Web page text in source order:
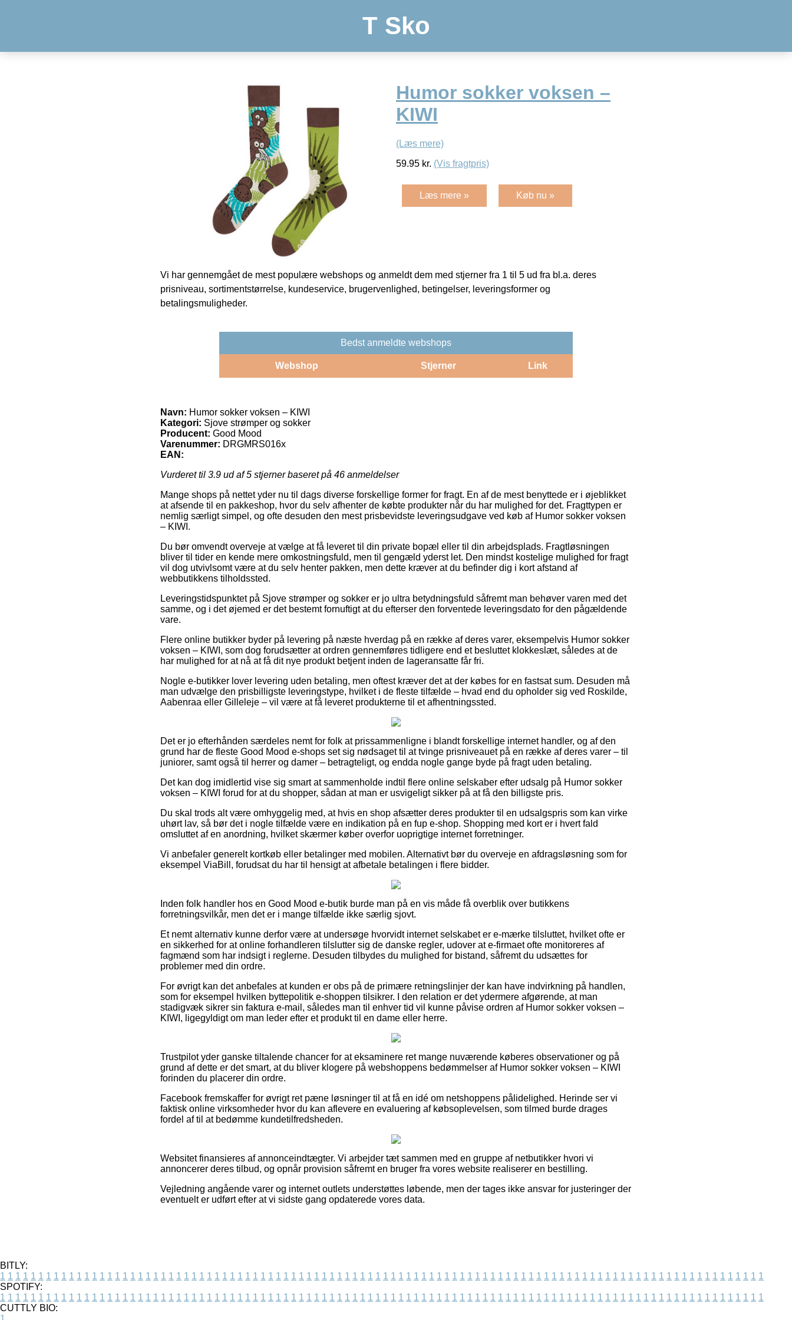
T Sko
Humor sokker voksen –
KIWI
(Læs mere)
59.95 kr. (Vis fragtpris)
Læs mere » Køb nu »
Vi har gennemgået de mest populære webshops og anmeldt dem med stjerner fra 1 til 5 ud fra bl.a. deres
prisniveau, sortimentstørrelse, kundeservice, brugervenlighed, betingelser, leveringsformer og
betalingsmuligheder.
Bedst anmeldte webshops
Webshop Stjerner Link
Navn: Humor sokker voksen – KIWI
Kategori: Sjove strømper og sokker
Producent: Good Mood
Varenummer: DRGMRS016x
EAN:
Vurderet til 3.9 ud af 5 stjerner baseret på 46 anmeldelser
Mange shops på nettet yder nu til dags diverse forskellige former for fragt. En af de mest benyttede er i øjeblikket
at afsende til en pakkeshop, hvor du selv afhenter de købte produkter når du har mulighed for det. Fragttypen er
nemlig særligt simpel, og ofte desuden den mest prisbevidste leveringsudgave ved køb af Humor sokker voksen
– KIWI.
Du bør omvendt overveje at vælge at få leveret til din private bopæl eller til din arbejdsplads. Fragtløsningen
bliver til tider en kende mere omkostningsfuld, men til gengæld yderst let. Den mindst kostelige mulighed for fragt
vil dog utvivlsomt være at du selv henter pakken, men dette kræver at du befinder dig i kort afstand af
webbutikkens tilholdssted.
Leveringstidspunktet på Sjove strømper og sokker er jo ultra betydningsfuld såfremt man behøver varen med det
samme, og i det øjemed er det bestemt fornuftigt at du efterser den forventede leveringsdato for den pågældende
vare.
Flere online butikker byder på levering på næste hverdag på en række af deres varer, eksempelvis Humor sokker
voksen – KIWI, som dog forudsætter at ordren gennemføres tidligere end et besluttet klokkeslæt, således at de
har mulighed for at nå at få dit nye produkt betjent inden de lageransatte får fri.
Nogle e-butikker lover levering uden betaling, men oftest kræver det at der købes for en fastsat sum. Desuden må
man udvælge den prisbilligste leveringstype, hvilket i de fleste tilfælde – hvad end du opholder sig ved Roskilde,
Aabenraa eller Gilleleje – vil være at få leveret produkterne til et afhentningssted.
Det er jo efterhånden særdeles nemt for folk at prissammenligne i blandt forskellige internet handler, og af den
grund har de fleste Good Mood e-shops set sig nødsaget til at tvinge prisniveauet på en række af deres varer – til
juniorer, samt også til herrer og damer – betragteligt, og endda nogle gange byde på fragt uden betaling.
Det kan dog imidlertid vise sig smart at sammenholde indtil flere online selskaber efter udsalg på Humor sokker
voksen – KIWI forud for at du shopper, sådan at man er usvigeligt sikker på at få den billigste pris.
Du skal trods alt være omhyggelig med, at hvis en shop afsætter deres produkter til en udsalgspris som kan virke
uhørt lav, så bør det i nogle tilfælde være en indikation på en fup e-shop. Shopping med kort er i hvert fald
omsluttet af en anordning, hvilket skærmer køber overfor uoprigtige internet forretninger.
Vi anbefaler generelt kortkøb eller betalinger med mobilen. Alternativt bør du overveje en afdragsløsning som for
eksempel ViaBill, forudsat du har til hensigt at afbetale betalingen i flere bidder.
Inden folk handler hos en Good Mood e-butik burde man på en vis måde få overblik over butikkens
forretningsvilkår, men det er i mange tilfælde ikke særlig sjovt.
Et nemt alternativ kunne derfor være at undersøge hvorvidt internet selskabet er e-mærke tilsluttet, hvilket ofte er
en sikkerhed for at online forhandleren tilslutter sig de danske regler, udover at e-firmaet ofte monitoreres af
fagmænd som har indsigt i reglerne. Desuden tilbydes du mulighed for bistand, såfremt du udsættes for
problemer med din ordre.
For øvrigt kan det anbefales at kunden er obs på de primære retningslinjer der kan have indvirkning på handlen,
som for eksempel hvilken byttepolitik e-shoppen tilsikrer. I den relation er det ydermere afgørende, at man
stadigvæk sikrer sin faktura e-mail, således man til enhver tid vil kunne påvise ordren af Humor sokker voksen –
KIWI, ligegyldigt om man leder efter et produkt til en dame eller herre.
Trustpilot yder ganske tiltalende chancer for at eksaminere ret mange nuværende køberes observationer og på
grund af dette er det smart, at du bliver klogere på webshoppens bedømmelser af Humor sokker voksen – KIWI
forinden du placerer din ordre.
Facebook fremskaffer for øvrigt ret pæne løsninger til at få en idé om netshoppens pålidelighed. Herinde ser vi
faktisk online virksomheder hvor du kan aflevere en evaluering af købsoplevelsen, som tilmed burde drages
fordel af til at bedømme kundetilfredsheden.
Websitet finansieres af annonceindtægter. Vi arbejder tæt sammen med en gruppe af netbutikker hvori vi
annoncerer deres tilbud, og opnår provision såfremt en bruger fra vores website realiserer en bestilling.
Vejledning angående varer og internet outlets understøttes løbende, men der tages ikke ansvar for justeringer der
eventuelt er udført efter at vi sidste gang opdaterede vores data.
BITLY:
1 1 1 1 1 1 1 1 1 1 1 1 1 1 1 1 1 1 1 1 1 1 1 1 1 1 1 1 1 1 1 1 1 1 1 1 1 1 1 1 1 1 1 1 1 1 1 1 1 1 1 1 1 1 1 1 1 1 1 1 1 1 1 1 1 1 1 1 1 1 1 1 1 1 1 1 1 1 1 1 1 1 1 1 1 1 1 1 1 1 1 1 1 1 1 1 1 1 1 1
SPOTIFY:
1 1 1 1 1 1 1 1 1 1 1 1 1 1 1 1 1 1 1 1 1 1 1 1 1 1 1 1 1 1 1 1 1 1 1 1 1 1 1 1 1 1 1 1 1 1 1 1 1 1 1 1 1 1 1 1 1 1 1 1 1 1 1 1 1 1 1 1 1 1 1 1 1 1 1 1 1 1 1 1 1 1 1 1 1 1 1 1 1 1 1 1 1 1 1 1 1 1 1 1
CUTTLY BIO: